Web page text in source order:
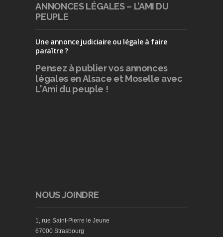
ANNONCES LÉGALES – L’AMI DU
PEUPLE
Une annonce judiciaire ou légale à faire
paraître ?
Pensez à publiervos annonces
légales en Alsace et Moselle avec
L'Ami du peuple !
NOUS JOINDRE
1, rue Saint-Pierre le Jeune
67000 Strasbourg